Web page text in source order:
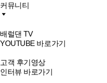
커뮤니티
배럴댄 TV
YOUTUBE 바로가기
고객 후기영상
인터뷰 바로가기